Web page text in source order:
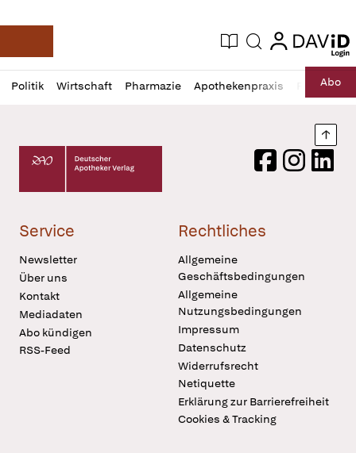
Deutsche Apotheker Zeitung
Aktuelle Ausgabe
Suche login
login
Politik Wirtschaft Pharmazie Apothekenpraxis RechtAbo
Profil
öffnen
Daz
Pur
Deutscher Apotheker Verlag Logo
FacebookInstagram
Service
Newsletter
Über uns
Kontakt
Mediadaten
Abo kündigen
RSS-Feed
Rechtliches
Allgemeine
Geschäftsbedingungen
Allgemeine
Nutzungsbedingungen
Impressum
Datenschutz
Widerrufsrecht
Netiquette
Erklärung zur Barrierefreiheit
Cookies & Tracking